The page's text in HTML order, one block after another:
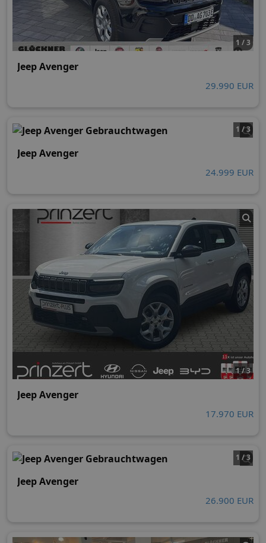
1 / 3
Jeep Avenger
29.990 EUR
1 / 3
Jeep Avenger
24.999 EUR
1 / 3
Jeep Avenger
17.970 EUR
1 / 3
Jeep Avenger
26.900 EUR